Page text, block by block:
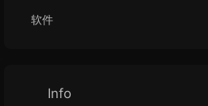
软件
Info